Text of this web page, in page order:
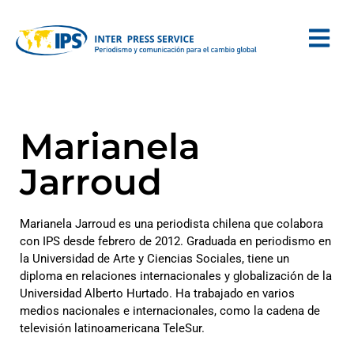
Marianela
Jarroud
Marianela Jarroud es una periodista chilena que colabora
con IPS desde febrero de 2012. Graduada en periodismo en
la Universidad de Arte y Ciencias Sociales, tiene un
diploma en relaciones internacionales y globalización de la
Universidad Alberto Hurtado. Ha trabajado en varios
medios nacionales e internacionales, como la cadena de
televisión latinoamericana TeleSur.